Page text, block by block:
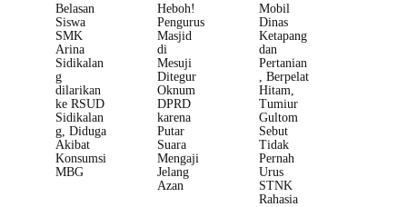
Belasan
Siswa
SMK
Arina
Sidikalan
g
dilarikan
ke RSUD
Sidikalan
g, Diduga
Akibat
Konsumsi
MBG
Heboh!
Pengurus
Masjid
di
Mesuji
Ditegur
Oknum
DPRD
karena
Putar
Suara
Mengaji
Jelang
Azan
Mobil
Dinas
Ketapang
dan
Pertanian
, Berpelat
Hitam,
Tumiur
Gultom
Sebut
Tidak
Pernah
Urus
STNK
Rahasia